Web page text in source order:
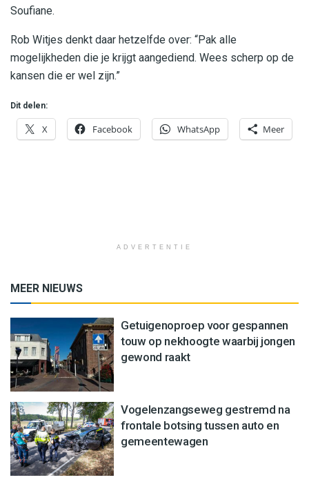
Soufiane.
Rob Witjes denkt daar hetzelfde over: “Pak alle
mogelijkheden die je krijgt aangediend. Wees scherp op de
kansen die er wel zijn.”
Dit delen:
X Facebook WhatsApp Meer
ADVERTENTIE
MEER NIEUWS
Getuigenoproep voor gespannen
touw op nekhoogte waarbij jongen
gewond raakt
Vogelenzangseweg gestremd na
frontale botsing tussen auto en
gemeentewagen